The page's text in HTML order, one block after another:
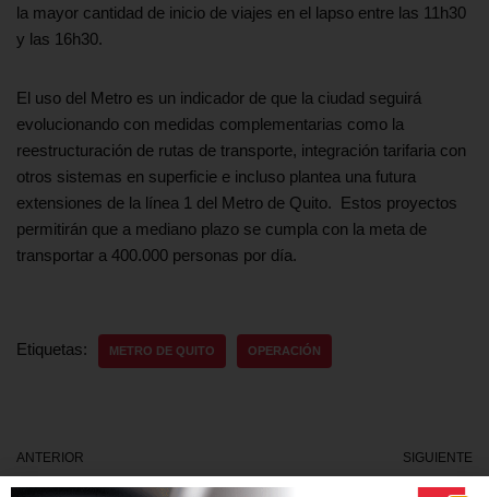
la mayor cantidad de inicio de viajes en el lapso entre las 11h30
y las 16h30.
El uso del Metro es un indicador de que la ciudad seguirá
evolucionando con medidas complementarias como la
reestructuración de rutas de transporte, integración tarifaria con
otros sistemas en superficie e incluso plantea una futura
extensiones de la línea 1 del Metro de Quito. Estos proyectos
permitirán que a mediano plazo se cumpla con la meta de
transportar a 400.000 personas por día.
Etiquetas: METRO DE QUITO OPERACIÓN
ANTERIOR
Comisión de Movilidad analiza
SIGUIENTE
Concejo debate normas para